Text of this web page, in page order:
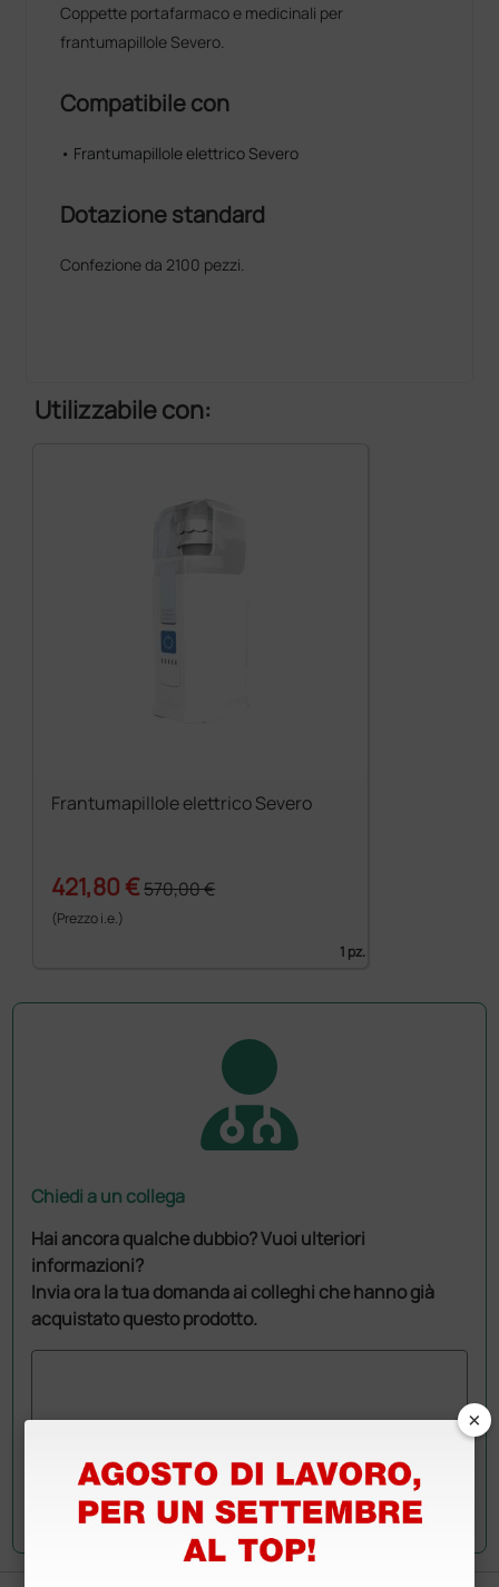
Coppette portafarmaco e medicinali per
frantumapillole Severo.
Compatibile con
• Frantumapillole elettrico Severo
Dotazione standard
Confezione da 2100 pezzi.
Utilizzabile con:
Frantumapillole elettrico Severo
421,80 €570,00 €
(Prezzo i.e.)
1 pz.
Chiedi a un collega
Hai ancora qualche dubbio? Vuoi ulteriori
informazioni?
Invia ora la tua domanda ai colleghi che hanno già
acquistato questo prodotto.
Invia la tua domanda
×